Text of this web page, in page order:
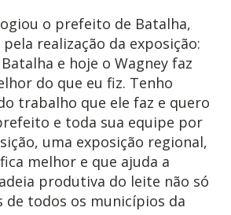
o prefeito de Batalha,
realização da exposição:
e hoje o Wagney faz
do que eu fiz. Tenho
trabalho que ele faz e quero
e toda sua equipe por
uma exposição regional,
melhor e que ajuda a
produtiva do leite não só
de todos os municípios da